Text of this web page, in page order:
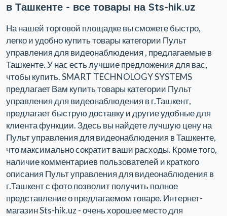
в Ташкенте - все товары на Sts-hik.uz
На нашей торговой площадке вы сможете быстро,
легко и удобно купить товары категории Пульт
управления для видеонаблюдения , предлагаемые в
Ташкенте. У нас есть лучшие предложения для вас,
чтобы купить. SMART TECHNOLOGY SYSTEMS
предлагает Вам купить товары категории Пульт
управления для видеонаблюдения в г.Ташкент,
предлагает быструю доставку и другие удобные для
клиента функции. Здесь вы найдете лучшую цену на
Пульт управления для видеонаблюдения в Ташкенте,
что максимально сократит ваши расходы. Кроме того,
наличие комментариев пользователей и краткого
описания Пульт управления для видеонаблюдения в
г.Ташкент с фото позволит получить полное
представление о предлагаемом товаре. Интернет-
магазин Sts-hik.uz - очень хорошее место для